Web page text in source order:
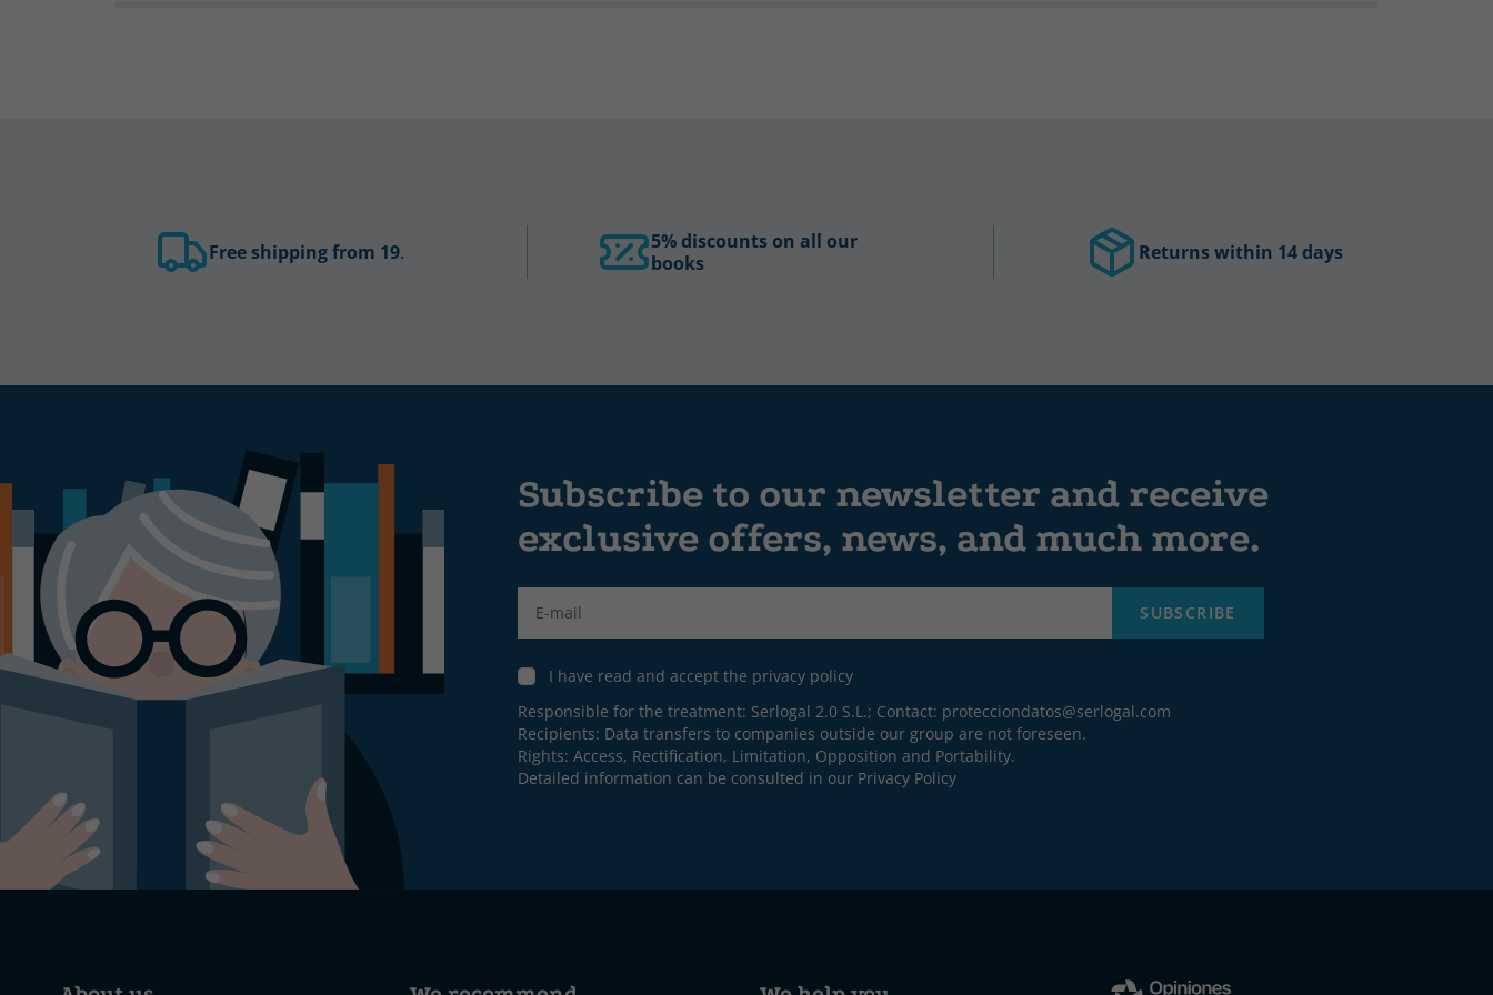
Free shipping from 19.
5% discounts on all our
books
Returns within 14 days
Subscribe to our newsletter and receive
exclusive offers, news, and much more.
SUBSCRIBE
I have read and accept the privacy policy
Responsible for the treatment: Serlogal 2.0 S.L.; Contact: protecciondatos@serlogal.com
Recipients: Data transfers to companies outside our group are not foreseen.
Rights: Access, Rectification, Limitation, Opposition and Portability.
Detailed information can be consulted in our Privacy Policy